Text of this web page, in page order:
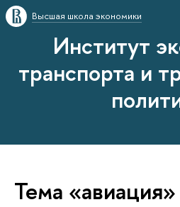
Высшая школа экономики
Институт
транспорта и
Тема «авиация»